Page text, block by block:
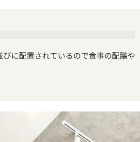
に配置されているので食事の配膳や